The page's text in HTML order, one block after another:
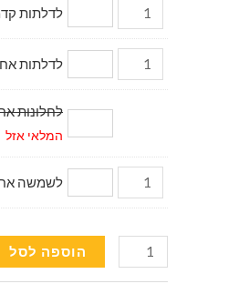
לדלתות קדמיות
לדלתות אחוריות (2
לחלונות
המלאי אזל
לשמשה
כמות
של
הוספה לסל